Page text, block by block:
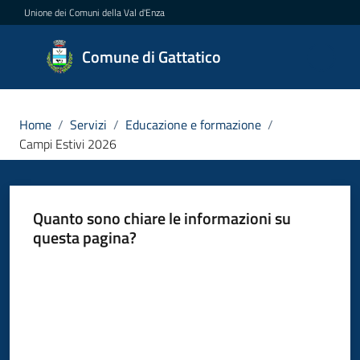
Vai al contenuto
Vai alla navigazione
Vai al footer
Unione dei Comuni della Val d'Enza
Comune di Gattatico
Comune
di
Novità
Home / Servizi / Educazione e formazione /
Campi Estivi 2026
Quanto sono chiare le informazioni su
questa pagina?